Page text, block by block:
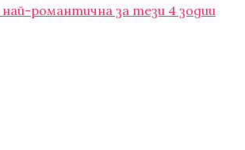
романтична за тези 4 зодии